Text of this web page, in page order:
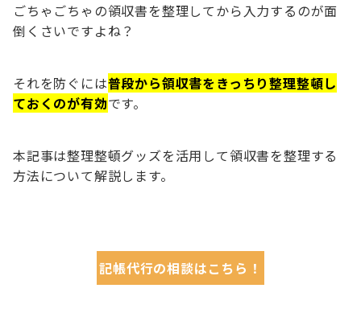
ごちゃごちゃの領収書を整理してから入力するのが面
倒くさいですよね？
それを防ぐには普段から領収書をきっちり整理整頓し
ておくのが有効です。
本記事は整理整頓グッズを活用して領収書を整理する
方法について解説します。
記帳代行の相談はこちら！